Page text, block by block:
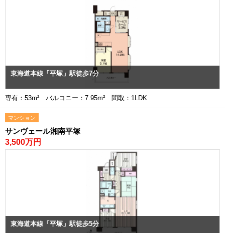
東海道本線「平塚」駅徒歩7分
専有：53m² バルコニー：7.95m² 間取：1LDK
マンション
サンヴェール湘南平塚
3,500万円
東海道本線「平塚」駅徒歩5分